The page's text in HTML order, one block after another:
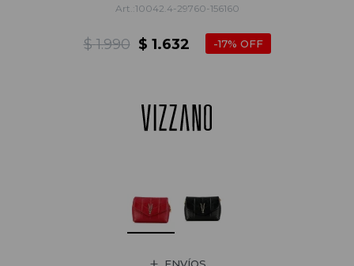
10042.4-29760-156160
$ 1.632
$ 1.990 17